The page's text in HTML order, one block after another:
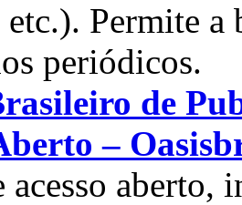
Permite a
periódicos.
de
–
acesso